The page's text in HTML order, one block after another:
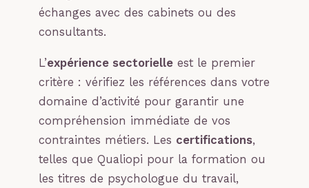
échanges avec des cabinets ou des
consultants.
L’expérience sectorielle est le premier
critère : vérifiez les références dans votre
domaine d’activité pour garantir une
compréhension immédiate de vos
contraintes métiers. Les certifications,
telles que Qualiopi pour la formation ou
les titres de psychologue du travail,